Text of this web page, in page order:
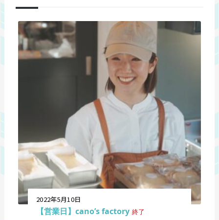
2022年5月10日
【営業日】cano’s factory 終了